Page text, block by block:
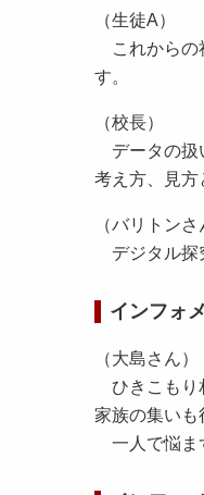
（生徒A）
これからの
す。
（校長）
データの扱
考え方、見方
（バリトンさ
デジタル探
インフォ
（大島さん）
ひきこもり
家族の集いも
一人で悩ま